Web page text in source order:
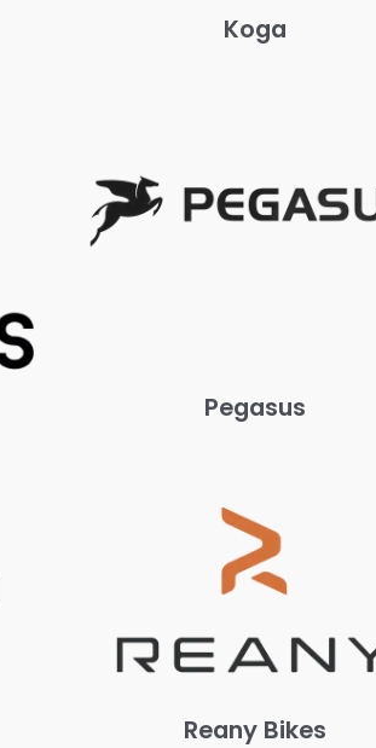
Koga
Pegasus
Reany Bikes